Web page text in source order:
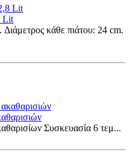
Lit
κάθε πιάτου: 24 cm.
Συσκευασία 6 τεμ...